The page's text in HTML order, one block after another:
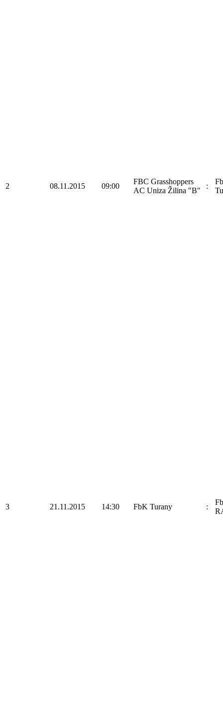
2 08.11.2015 09:00
FBC Grasshoppers
AC Uniza Žilina "B"
:
3 21.11.2015 14:30 FbK Turany :